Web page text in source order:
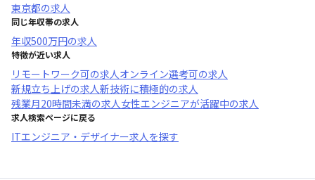
東京都の求人
同じ年収帯の求人
年収500万円の求人
特徴が近い求人
リモートワーク可の求人オンライン選考可の求人
新規立ち上げの求人新技術に積極的の求人
残業月20時間未満の求人女性エンジニアが活躍中の求人
求人検索ページに戻る
ITエンジニア・デザイナー求人を探す